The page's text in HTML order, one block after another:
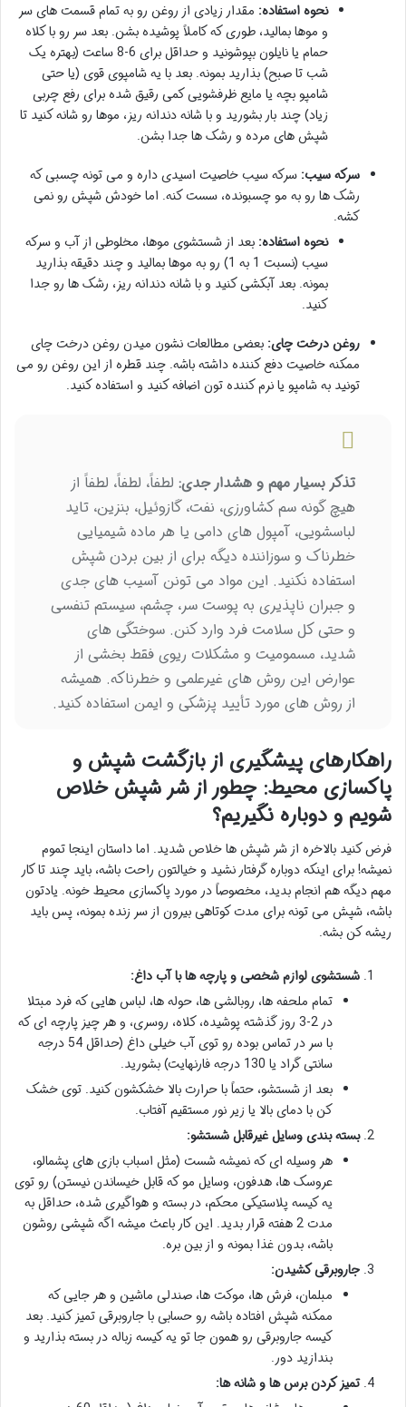
نحوه استفاده: مقدار زیادی از روغن رو به تمام قسمت های سر
و موها بمالید، طوری که کاملاً پوشیده بشن. بعد سر رو با کلاه
حمام یا نایلون بپوشونید و حداقل برای 6-8 ساعت (بهتره یک
شب تا صبح) بذارید بمونه. بعد با یه شامپوی قوی (یا حتی
شامپو بچه یا مایع ظرفشویی کمی رقیق شده برای رفع چربی
زیاد) چند بار بشورید و با شانه دندانه ریز، موها رو شانه کنید تا
شپش های مرده و رشک ها جدا بشن.
سرکه سیب: سرکه سیب خاصیت اسیدی داره و می تونه چسبی که
رشک ها رو به مو چسبونده، سست کنه. اما خودش شپش رو نمی
کشه.
نحوه استفاده: بعد از شستشوی موها، مخلوطی از آب و سرکه
سیب (نسبت 1 به 1) رو به موها بمالید و چند دقیقه بذارید
بمونه. بعد آبکشی کنید و با شانه دندانه ریز، رشک ها رو جدا
کنید.
روغن درخت چای: بعضی مطالعات نشون میدن روغن درخت چای
ممکنه خاصیت دفع کننده داشته باشه. چند قطره از این روغن رو می
تونید به شامپو یا نرم کننده تون اضافه کنید و استفاده کنید.
تذکر بسیار مهم و هشدار جدی: لطفاً، لطفاً، لطفاً از
هیچ گونه سم کشاورزی، نفت، گازوئیل، بنزین، تاید
لباسشویی، آمپول های دامی یا هر ماده شیمیایی
خطرناک و سوزاننده دیگه برای از بین بردن شپش
استفاده نکنید. این مواد می تونن آسیب های جدی
و جبران ناپذیری به پوست سر، چشم، سیستم تنفسی
و حتی کل سلامت فرد وارد کنن. سوختگی های
شدید، مسمومیت و مشکلات ریوی فقط بخشی از
عوارض این روش های غیرعلمی و خطرناکه. همیشه
از روش های مورد تأیید پزشکی و ایمن استفاده کنید.
راهکارهای پیشگیری از بازگشت شپش و
پاکسازی محیط: چطور از شر شپش خلاص
شویم و دوباره نگیریم؟
فرض کنید بالاخره از شر شپش ها خلاص شدید. اما داستان اینجا تموم
نمیشه! برای اینکه دوباره گرفتار نشید و خیالتون راحت باشه، باید چند تا کار
مهم دیگه هم انجام بدید، مخصوصاً در مورد پاکسازی محیط خونه. یادتون
باشه، شپش می تونه برای مدت کوتاهی بیرون از سر زنده بمونه، پس باید
ریشه کن بشه.
شستشوی لوازم شخصی و پارچه ها با آب داغ:
تمام ملحفه ها، روبالشی ها، حوله ها، لباس هایی که فرد مبتلا
در 2-3 روز گذشته پوشیده، کلاه، روسری، و هر چیز پارچه ای که
با سر در تماس بوده رو توی آب خیلی داغ (حداقل 54 درجه
سانتی گراد یا 130 درجه فارنهایت) بشورید.
بعد از شستشو، حتماً با حرارت بالا خشکشون کنید. توی خشک
کن با دمای بالا یا زیر نور مستقیم آفتاب.
بسته بندی وسایل غیرقابل شستشو:
هر وسیله ای که نمیشه شست (مثل اسباب بازی های پشمالو،
عروسک ها، هدفون، وسایل مو که قابل خیساندن نیستن) رو توی
یه کیسه پلاستیکی محکم، در بسته و هواگیری شده، حداقل به
مدت 2 هفته قرار بدید. این کار باعث میشه اگه شپشی روشون
باشه، بدون غذا بمونه و از بین بره.
جاروبرقی کشیدن:
مبلمان، فرش ها، موکت ها، صندلی ماشین و هر جایی که
ممکنه شپش افتاده باشه رو حسابی با جاروبرقی تمیز کنید. بعد
کیسه جاروبرقی رو همون جا تو یه کیسه زباله در بسته بذارید و
بندازید دور.
تمیز کردن برس ها و شانه ها: